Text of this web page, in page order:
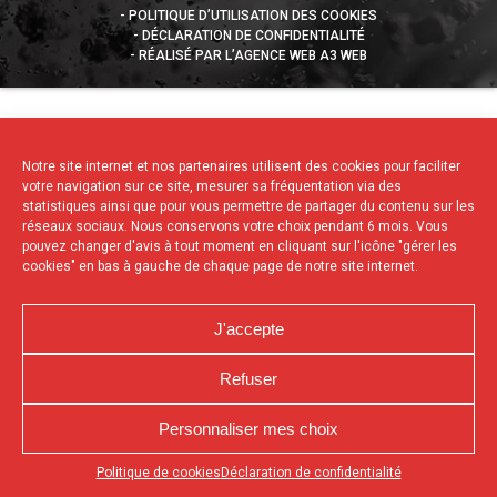
Notre site internet et nos partenaires utilisent des cookies pour faciliter
votre navigation sur ce site, mesurer sa fréquentation via des
statistiques ainsi que pour vous permettre de partager du contenu sur les
réseaux sociaux. Nous conservons votre choix pendant 6 mois. Vous
pouvez changer d'avis à tout moment en cliquant sur l'icône "gérer les
cookies" en bas à gauche de chaque page de notre site internet.
J'accepte
Refuser
Personnaliser mes choix
Politique de cookies Déclaration de confidentialité
Appuyez sur le bouton partager en bas de votre
POLITIQUE D’UTILISATION DES COOKIES
DÉCLARATION DE CONFIDENTIALITÉ
RÉALISÉ PAR L’AGENCE WEB A3 WEB